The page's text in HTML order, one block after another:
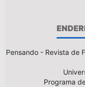
Pensando - Revista de
Programa